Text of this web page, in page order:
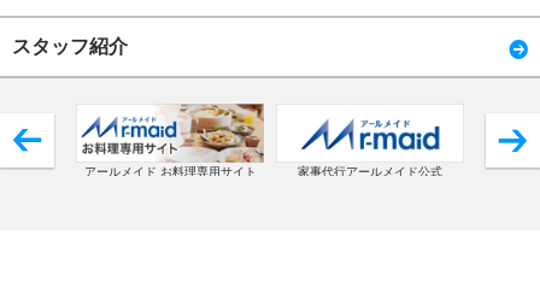
スタッフ紹介
アールメイド お料理専用サイト 家事代行アールメイド公式 コ